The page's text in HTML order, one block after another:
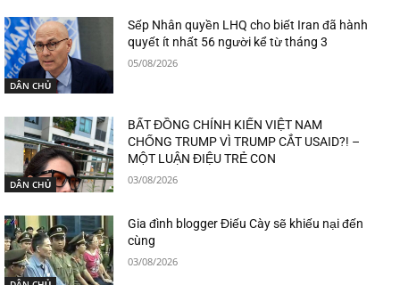
DÂN CHỦ
Sếp Nhân quyền LHQ cho biết Iran đã hành
quyết ít nhất 56 người kể từ tháng 3
05/08/2026
DÂN CHỦ
BẤT ĐỒNG CHÍNH KIẾN VIỆT NAM
CHỐNG TRUMP VÌ TRUMP CẮT USAID?! –
MỘT LUẬN ĐIỆU TRẺ CON
03/08/2026
Gia đình blogger Điếu Cày sẽ khiếu nại đến
cùng
03/08/2026